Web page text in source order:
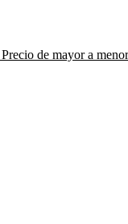
Precio de mayor a